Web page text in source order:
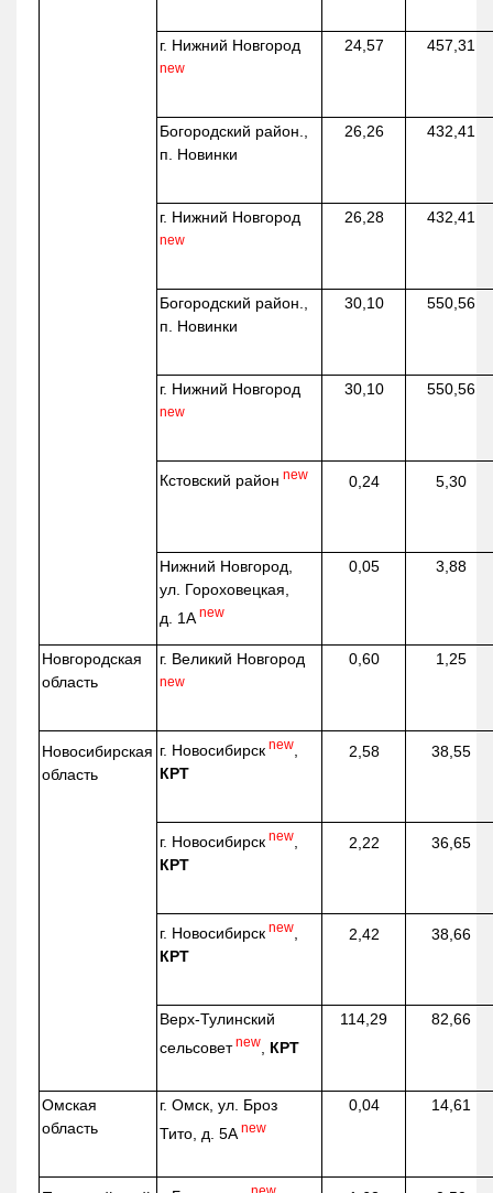
г. Нижний Новгород
new
24,57 457,31
Богородский район.,
п. Новинки
26,26 432,41
г. Нижний Новгород
new
26,28 432,41
Богородский район.,
п. Новинки
30,10 550,56
г. Нижний Новгород
new
30,10 550,56
Кстовский район new 0,24 5,30
Нижний Новгород,
ул. Гороховецкая,
д. 1А new
0,05 3,88
Новгородская
область
г. Великий Новгород
new
0,60 1,25
Новосибирская
область
г. Новосибирск new,
КРТ
2,58 38,55
г. Новосибирск new,
КРТ
2,22 36,65
г. Новосибирск new,
КРТ
2,42 38,66
Верх-Тулинский
сельсовет new, КРТ
114,29 82,66
Омская
область
г. Омск, ул. Броз
Тито, д. 5А new
0,04 14,61